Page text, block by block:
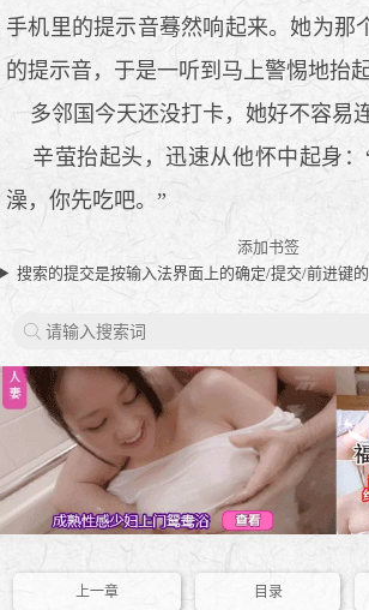
手机里的提示音蓦然响起来。她为那
的提示音，于是一听到马上警惕地抬起
多邻国今天还没打卡，她好不容易连
辛萤抬起头，迅速从他怀中起身：
澡，你先吃吧。”
添加书签
搜索的提交是按输入法界面上的确定/提交/前进键的
上一章 目录